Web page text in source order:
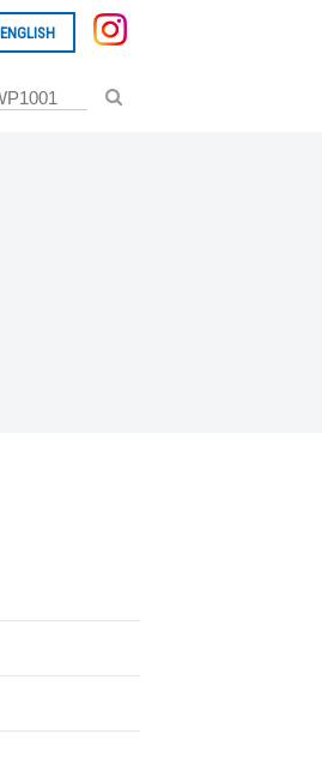
ENGLISH